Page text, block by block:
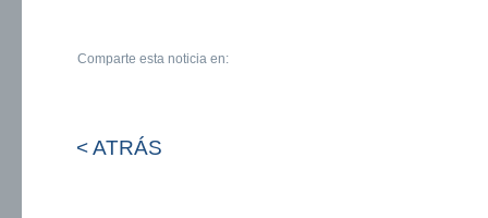
Comparte esta noticia en:
< ATRÁS